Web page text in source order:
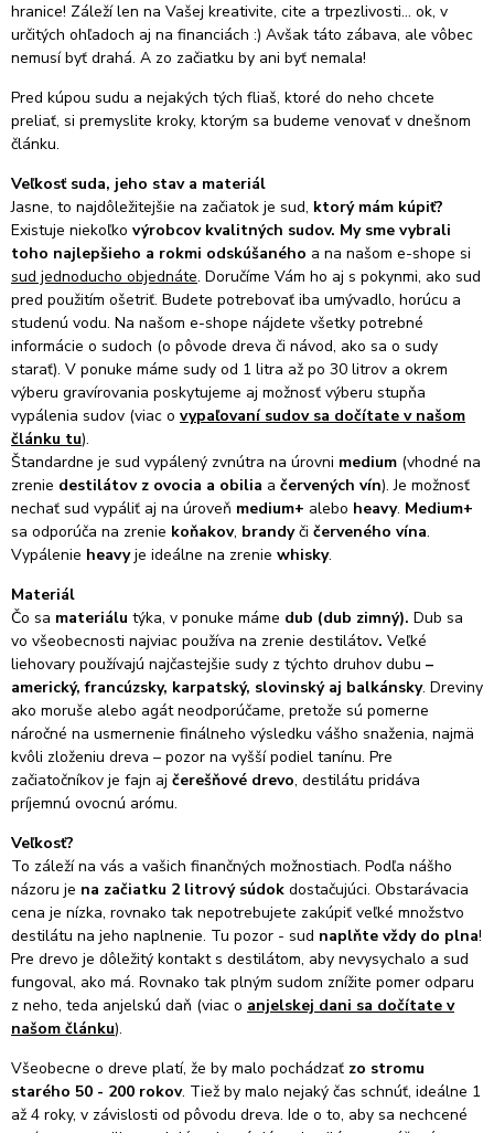
hranice! Záleží len na Vašej kreativite, cite a trpezlivosti... ok, v
určitých ohľadoch aj na financiách :) Avšak táto zábava, ale vôbec
nemusí byť drahá. A zo začiatku by ani byť nemala!
Pred kúpou sudu a nejakých tých fliaš, ktoré do neho chcete
preliať, si premyslite kroky, ktorým sa budeme venovať v dnešnom
článku.
Veľkosť suda, jeho stav a materiál
Jasne, to najdôležitejšie na začiatok je sud, ktorý mám kúpiť?
Existuje niekoľko výrobcov kvalitných sudov. My sme vybrali
toho najlepšieho a rokmi odskúšaného a na našom e-shope si
sud jednoducho objednáte. Doručíme Vám ho aj s pokynmi, ako sud
pred použitím ošetriť. Budete potrebovať iba umývadlo, horúcu a
studenú vodu. Na našom e-shope nájdete všetky potrebné
informácie o sudoch (o pôvode dreva či návod, ako sa o sudy
starať). V ponuke máme sudy od 1 litra až po 30 litrov a okrem
výberu gravírovania poskytujeme aj možnosť výberu stupňa
vypálenia sudov (viac o vypaľovaní sudov sa dočítate v našom
článku tu).
Štandardne je sud vypálený zvnútra na úrovni medium (vhodné na
zrenie destilátov z ovocia a obilia a červených vín).Je možnosť
nechať sud vypáliť aj na úroveň medium+ alebo heavy. Medium+
sa odporúča na zrenie koňakov, brandyči červeného vína.
Vypálenie heavyje ideálne na zrenie whisky.
Materiál
Čo sa materiálu týka, v ponuke máme dub (dub zimný). Dub sa
vo všeobecnosti najviac používa na zrenie destilátov. Veľké
liehovary používajú najčastejšie sudy z týchto druhov dubu –
americký, francúzsky, karpatský, slovinský aj balkánsky. Dreviny
ako moruše alebo agát neodporúčame, pretože sú pomerne
náročné na usmernenie finálneho výsledku vášho snaženia, najmä
kvôli zloženiu dreva – pozor na vyšší podiel tanínu. Pre
začiatočníkov je fajn aj čerešňové drevo, destilátu pridáva
príjemnú ovocnú arómu.
Veľkosť?
To záleží na vás a vašich finančných možnostiach. Podľa nášho
názoru je na začiatku 2 litrový súdok dostačujúci. Obstarávacia
cena je nízka, rovnako tak nepotrebujete zakúpiť veľké množstvo
destilátu na jeho naplnenie. Tu pozor - sud naplňte vždy do plna!
Pre drevo je dôležitý kontakt s destilátom, aby nevysychalo a sud
fungoval, ako má. Rovnako tak plným sudom znížite pomer odparu
z neho, teda anjelskú daň (viac o anjelskej dani sa dočítate v
našom článku).
Všeobecne o dreve platí, že by malo pochádzať zo stromu
starého 50 - 200 rokov. Tiež by malo nejaký čas schnúť, ideálne 1
až 4 roky, v závislosti od pôvodu dreva. Ide o to, aby sa nechcené